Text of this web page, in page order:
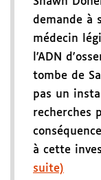
demande à
médecin
l'ADN
tombe de
pas un
recherches
à cette
suite)